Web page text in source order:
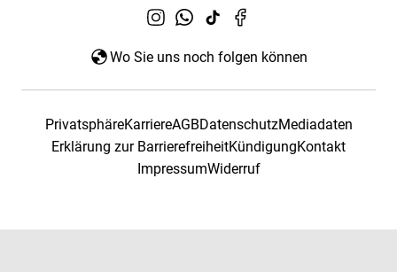
Wo Sie uns noch folgen können
PrivatsphäreKarriereAGBDatenschutzMediadaten
Erklärung zur BarrierefreiheitKündigungKontakt
ImpressumWiderruf